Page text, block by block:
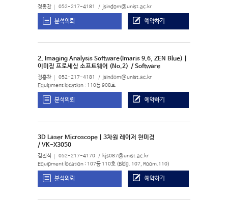
정홍찬 052-217-4181 jsindom@unist.ac.kr
분석의뢰 예약하기
2. Imaging Analysis Software(Imaris 9.6, ZEN Blue) |
이미징 프로세싱 소프트웨어 (No.2) / Software
정홍찬 052-217-4181 jsindom@unist.ac.kr
Equipment location : 110동 908호
분석의뢰 예약하기
3D Laser Microscope | 3차원 레이저 현미경
/ VK-X3050
김진식 052-217-4170 kjs087@unist.ac.kr
Equipment location : 107동 110호 (Bldg. 107, Room.110)
분석의뢰 예약하기